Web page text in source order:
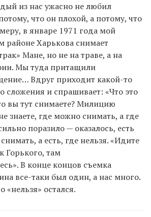
из нас ужасно не любил
что он плохой, а потому, что
в январе 1971 года мой
районе Харькова снимает
Мане, но не на траве, а на
Мы туда притащили
Вдруг приходит какой-то
сложения и спрашивает: «Что это
вы тут снимаете? Милицию
знаете, где можно снимать, а где
поразило — оказалось, есть
а есть, где нельзя. «Идите
Горького, там
В конце концов съемка
все-таки был один, а нас много.
«нельзя» остался.